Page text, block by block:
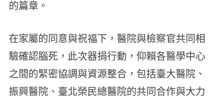
的篇章。
在家屬的同意與祝福下，醫院與檢察官共同相
驗確認腦死，此次器捐行動，仰賴各醫學中心
之間的緊密協調與資源整合，包括臺大醫院、
振興醫院、臺北榮民總醫院的共同合作與大力